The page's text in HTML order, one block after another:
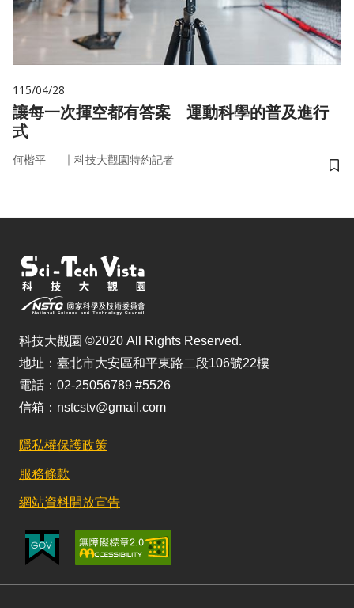
115/04/28
讓每一次揮空都有答案 運動科學的普及進行
式
何楷平 ｜ 科技大觀園特約記者
儲
科技大觀園 ©2020 All Rights Reserved.
地址：臺北市大安區和平東路二段106號22樓
電話：02-25056789 #5526
信箱：nstcstv@gmail.com
隱私權保護政策
服務條款
網站資料開放宣告